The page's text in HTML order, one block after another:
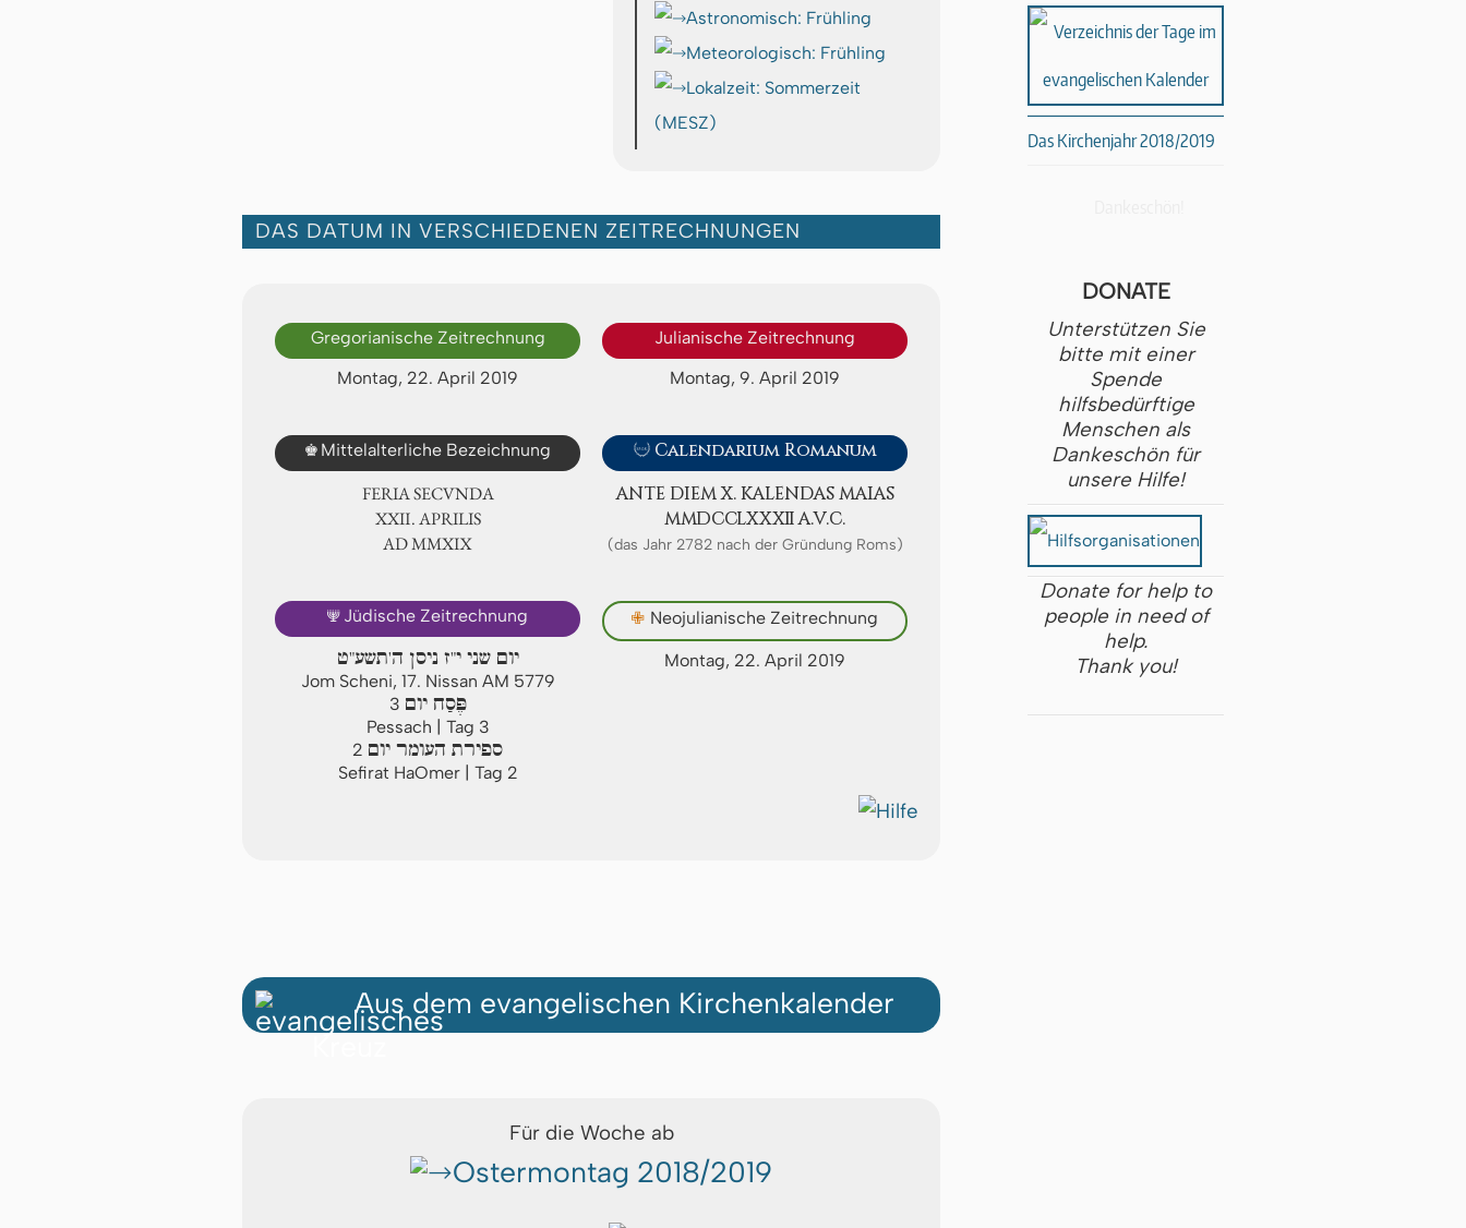
Astronomisch: Frühling
Meteorologisch: Frühling
Lokalzeit: Sommerzeit
(MESZ)
DAS DATUM IN VERSCHIEDENEN ZEITRECHNUNGEN
Gregorianische Zeitrechnung
Montag, 22. April 2019
Julianische Zeitrechnung
Montag, 9. April 2019
♚ Mittelalterliche Bezeichnung
FERIA SECUNDA
ⅩⅫ. APRILIS
AD ⅯⅯⅩⅨ
 Calendarium Romanum
ANTE DIEM X. KA­LEN­DAS MAIAS
ⅯⅯⅮⅭⅭⅬⅩⅩⅫ A.V.C.
(das Jahr 2782 nach der Gründung Roms)
🕎 Jüdische Zeitrechnung
יום שני י"ז ניסן ה'תשע"ט
Jom Scheni, 17. Nissan AM 5779
3 פֶּסַח יום
Pessach | Tag 3
2 ספירת העומר יום
Sefirat HaOmer | Tag 2
✙ Neojulianische Zeitrechnung
Montag, 22. April 2019
Aus dem evangelischen Kirchenkalender
Für die Woche ab
Ostermontag 2018/2019
Das Kirchenjahr 2018/2019
DONATE
Unterstützen Sie
bitte mit einer
Spende
hilfsbedürftige
Menschen als
Dankeschön für
unsere Hilfe!
Donate for help to
people in need of
help.
Thank you!